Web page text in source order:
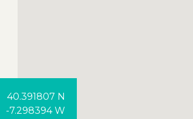
40.391807 N
-7.298394 W